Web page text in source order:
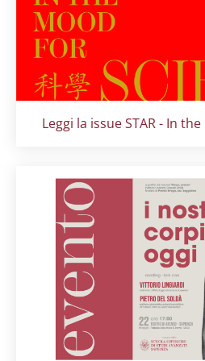
Titolo card:
Leggi la issue STAR - In